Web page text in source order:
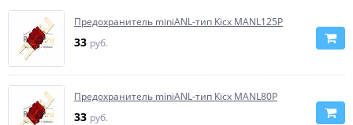
Предохранитель miniANL-тип Kicx MANL125P
33 руб.
Предохранитель miniANL-тип Kicx MANL80P
33 руб.